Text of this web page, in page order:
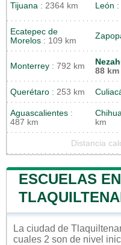
Tijuana : 2364 km León :
Ecatepec de
Morelos : 109 km
Monterrey : 792 km
88 km
Querétaro : 253 km
Aguascalientes :
487 km
km
Distancia
ESCUELAS EN
La ciudad de
cuales 2 son de nivel